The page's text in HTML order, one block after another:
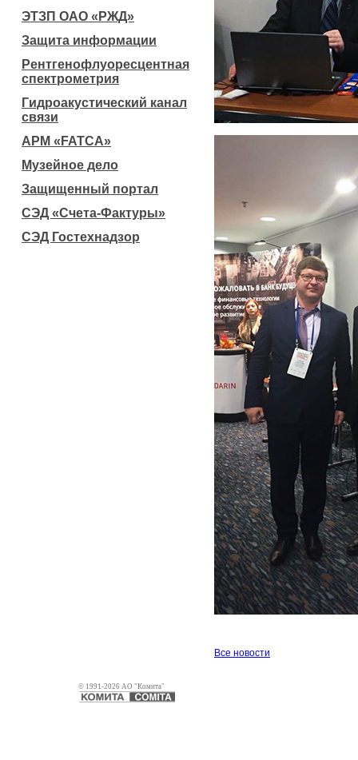
ЭТЗП ОАО «РЖД»
Защита информации
Рентгенофлуоресцентная
спектрометрия
Гидроакустический канал
связи
АРМ «FATCA»
Музейное дело
Защищенный портал
СЭД «Счета-Фактуры»
СЭД Гостехнадзор
Все новости
© 1991-2026 АО "Комита"